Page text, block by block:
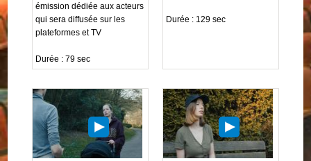
émission dédiée aux acteurs
qui sera diffusée sur les
plateformes et TV
Durée : 79 sec
Durée : 129 sec